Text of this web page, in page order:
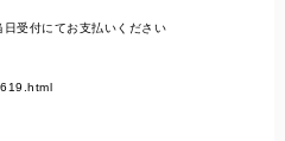
受付にてお支払いください